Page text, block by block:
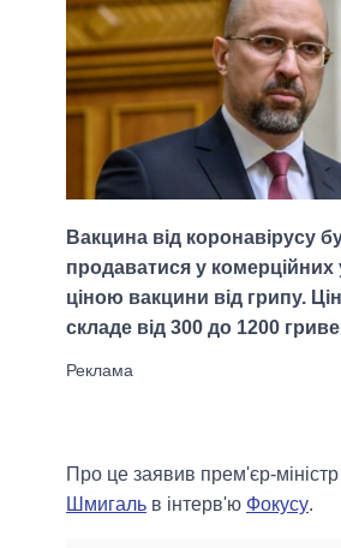
Вакцина від коронавірусу
продаватися у комерційних
ціною вакцини від грипу.
складе від 300 до 1200
Про це заявив прем'єр-міністр
Шмигаль в інтерв'ю Фокусу.